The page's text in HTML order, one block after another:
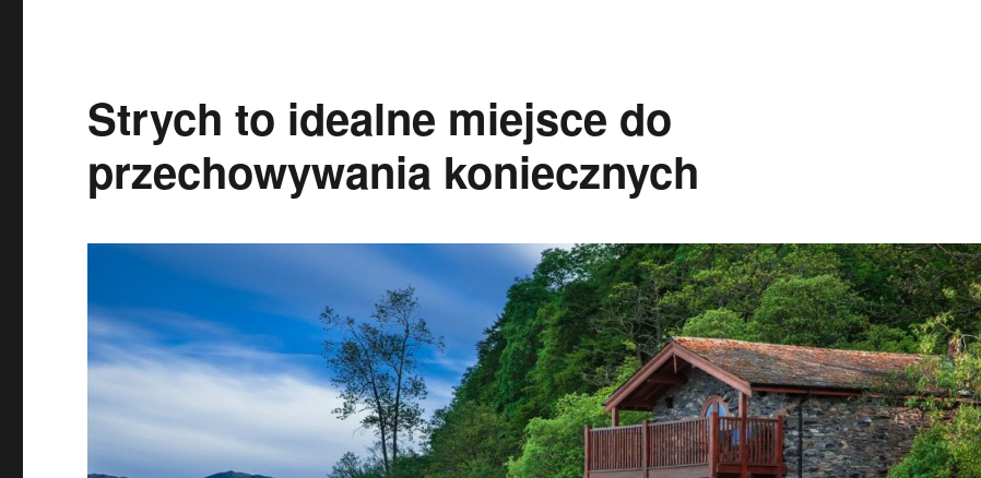
Strych to idealne miejsce do
przechowywania koniecznych